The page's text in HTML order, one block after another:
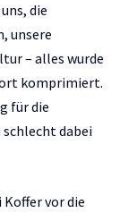
die
unsere
– alles wurde
komprimiert.
für die
schlecht dabei
vor die